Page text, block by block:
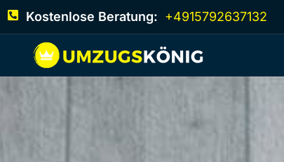
Kostenlose Beratung: +4915792637132